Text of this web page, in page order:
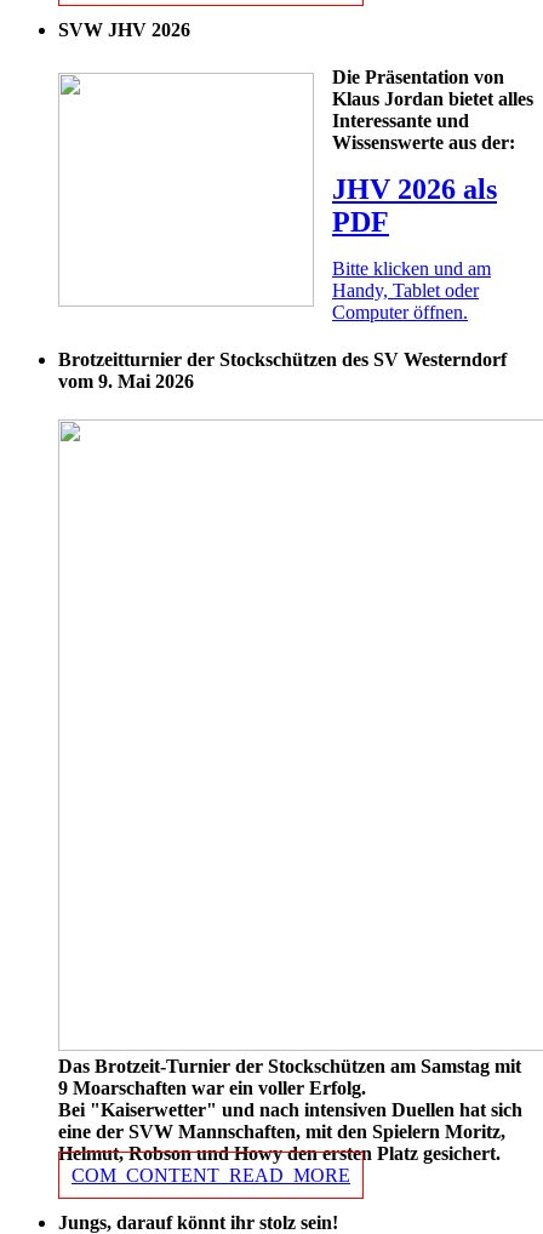
SVW JHV 2026
Die Präsentation von
Klaus Jordan bietet alles
Interessante und
Wissenswerte aus der:
JHV 2026 als
PDF
Bitte klicken und am
Handy, Tablet oder
Computer öffnen.
Brotzeitturnier der Stockschützen des SV Westerndorf
vom 9. Mai 2026
Das Brotzeit-Turnier der Stockschützen am Samstag mit
9 Moarschaften war ein voller Erfolg.
Bei "Kaiserwetter" und nach intensiven Duellen hat sich
eine der SVW Mannschaften, mit den Spielern Moritz,
Helmut, Robson und Howy den ersten Platz gesichert.
COM_CONTENT_READ_MORE
Jungs, darauf könnt ihr stolz sein!